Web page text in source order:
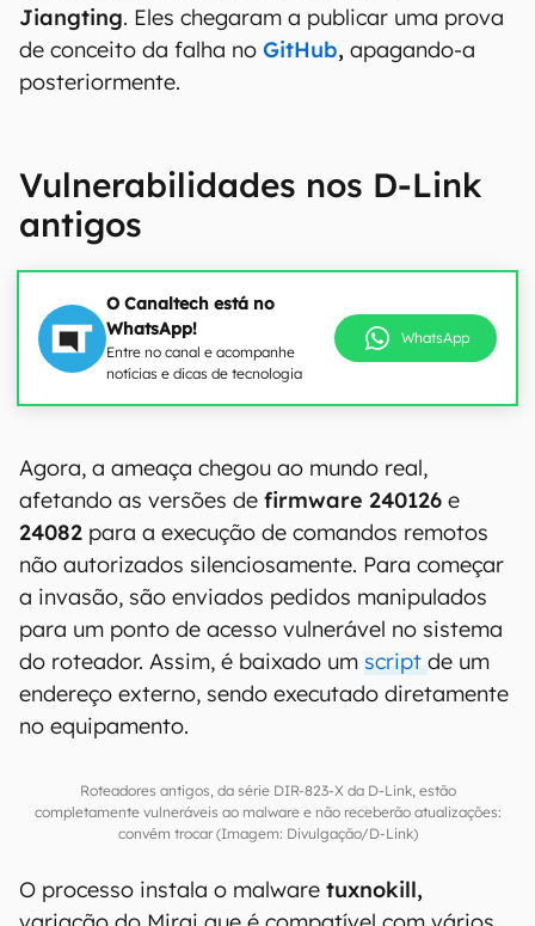
Jiangting. Eles chegaram a publicar uma prova
de conceito da falha no GitHub, apagando-a
posteriormente.
Vulnerabilidades nos D-Link
antigos
O Canaltech está no
WhatsApp!
Entre no canal e acompanhe
notícias e dicas de tecnologia
WhatsApp
Agora, a ameaça chegou ao mundo real,
afetando as versões de firmware 240126e
24082para a execução de comandos remotos
não autorizados silenciosamente. Para começar
a invasão, são enviados pedidos manipulados
para um ponto de acesso vulnerável no sistema